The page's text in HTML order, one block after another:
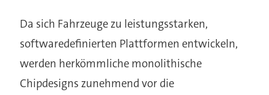
Da sich Fahrzeuge zu leistungsstarken,
softwaredefinierten Plattformen entwickeln,
werden herkömmliche monolithische
Chipdesigns zunehmend vor die